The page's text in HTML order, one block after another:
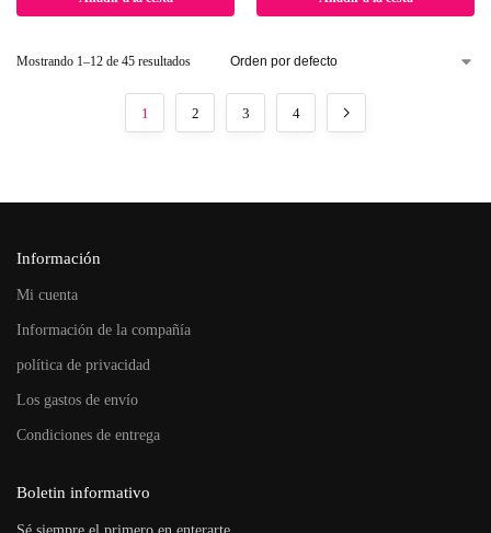
Mostrando 1–12 de 45 resultados
1 2 3 4
Información
Mi cuenta
Información de la compañía
política de privacidad
Los gastos de envío
Condiciones de entrega
Boletin informativo